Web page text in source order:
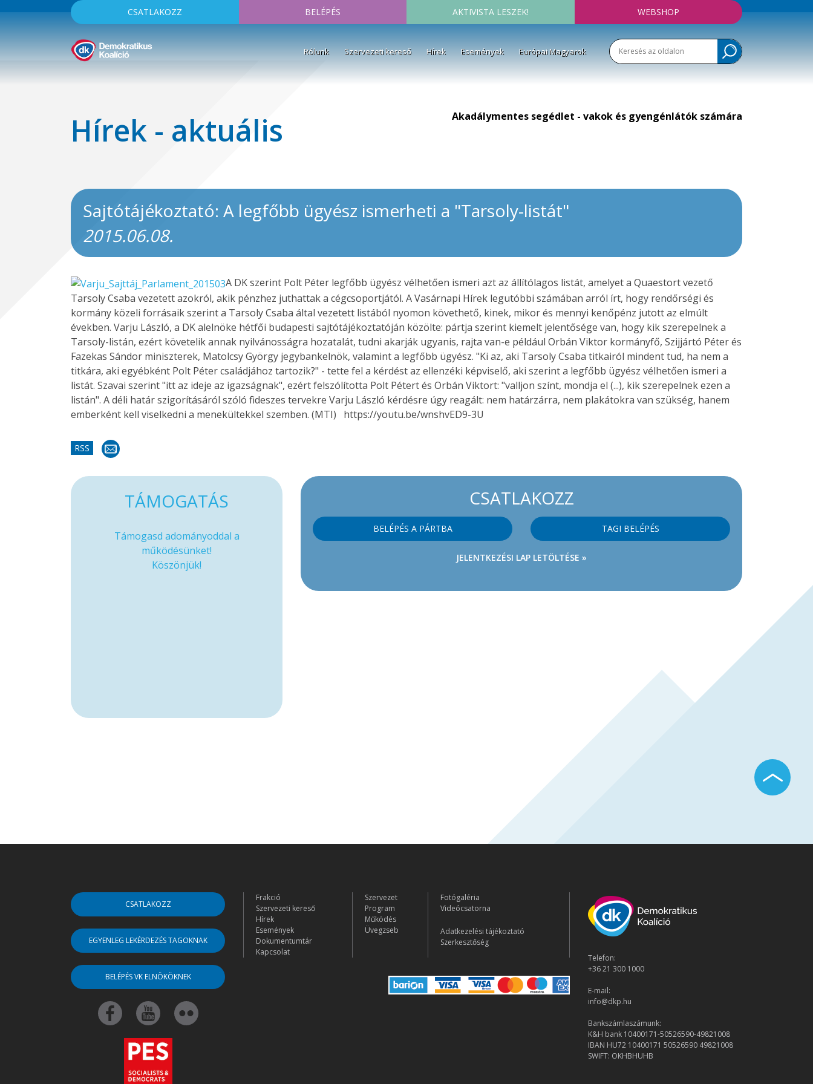
CSATLAKOZZ BELÉPÉS AKTIVISTA LESZEK! WEBSHOP
Rólunk Szervezeti kereső Hírek Események Európai Magyarok
Hírek - aktuális Akadálymentes segédlet - vakok és gyengénlátók számára
Sajtótájékoztató: A legfőbb ügyész ismerheti a "Tarsoly-listát"
2015.06.08.
A DK szerint Polt Péter legfőbb ügyész vélhetően ismeri azt az állítólagos listát, amelyet a Quaestort vezető
Tarsoly Csaba vezetett azokról, akik pénzhez juthattak a cégcsoportjától. A Vasárnapi Hírek legutóbbi számában arról írt, hogy rendőrségi és
kormány közeli forrásaik szerint a Tarsoly Csaba által vezetett listából nyomon követhető, kinek, mikor és mennyi kenőpénz jutott az elmúlt
években. Varju László, a DK alelnöke hétfői budapesti sajtótájékoztatóján közölte: pártja szerint kiemelt jelentősége van, hogy kik szerepelnek a
Tarsoly-listán, ezért követelik annak nyilvánosságra hozatalát, tudni akarják ugyanis, rajta van-e például Orbán Viktor kormányfő, Szijjártó Péter és
Fazekas Sándor miniszterek, Matolcsy György jegybankelnök, valamint a legfőbb ügyész. "Ki az, aki Tarsoly Csaba titkairól mindent tud, ha nem a
titkára, aki egyébként Polt Péter családjához tartozik?" - tette fel a kérdést az ellenzéki képviselő, aki szerint a legfőbb ügyész vélhetően ismeri a
listát. Szavai szerint "itt az ideje az igazságnak", ezért felszólította Polt Pétert és Orbán Viktort: "valljon színt, mondja el (...), kik szerepelnek ezen a
listán". A déli határ szigorításáról szóló fideszes tervekre Varju László kérdésre úgy reagált: nem határzárra, nem plakátokra van szükség, hanem
emberként kell viselkedni a menekültekkel szemben. (MTI) https://youtu.be/wnshvED9-3U
RSS
CSATLAKOZZ
BELÉPÉS A PÁRTBA TAGI BELÉPÉS
JELENTKEZÉSI LAP LETÖLTÉSE »
TÁMOGATÁS
Támogasd adományoddal a
működésünket!
Köszönjük!
CSATLAKOZZ
EGYENLEG LEKÉRDEZÉS TAGOKNAK
BELÉPÉS VK ELNÖKÖKNEK
Frakció
Szervezeti kereső
Hírek
Események
Dokumentumtár
Kapcsolat
Szervezet
Program
Működés
Üvegzseb
Fotógaléria
Videócsatorna
Adatkezelési tájékoztató
Szerkesztőség
Telefon:
+36 21 300 1000
E-mail:
info@dkp.hu
Bankszámlaszámunk:
K&H bank 10400171-50526590-49821008
IBAN HU72 10400171 50526590 49821008
SWIFT: OKHBHUHB